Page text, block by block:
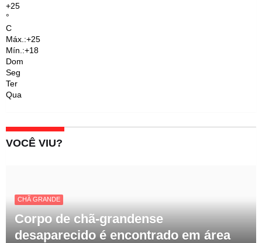
+25
°
C
Máx.:+25
Mín.:+18
Dom
Seg
Ter
Qua
VOCÊ VIU?
CHÃ GRANDE
Corpo de chã-grandense
desaparecido é encontrado em área